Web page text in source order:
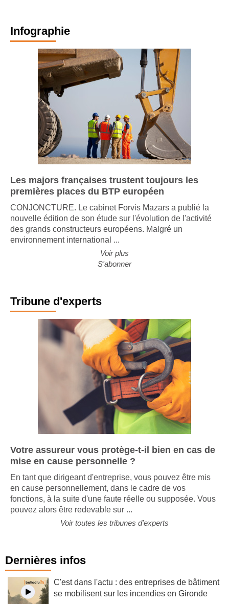
Infographie
Les majors françaises trustent toujours les
premières places du BTP européen
CONJONCTURE. Le cabinet Forvis Mazars a publié la
nouvelle édition de son étude sur l'évolution de l'activité
des grands constructeurs européens. Malgré un
environnement international ...
Voir plus
S'abonner
Tribune d'experts
Votre assureur vous protège-t-il bien en cas de
mise en cause personnelle ?
En tant que dirigeant d'entreprise, vous pouvez être mis
en cause personnellement, dans le cadre de vos
fonctions, à la suite d'une faute réelle ou supposée. Vous
pouvez alors être redevable sur ...
Voir toutes les tribunes d'experts
Dernières infos
C'est dans l'actu : des entreprises de bâtiment
se mobilisent sur les incendies en Gironde